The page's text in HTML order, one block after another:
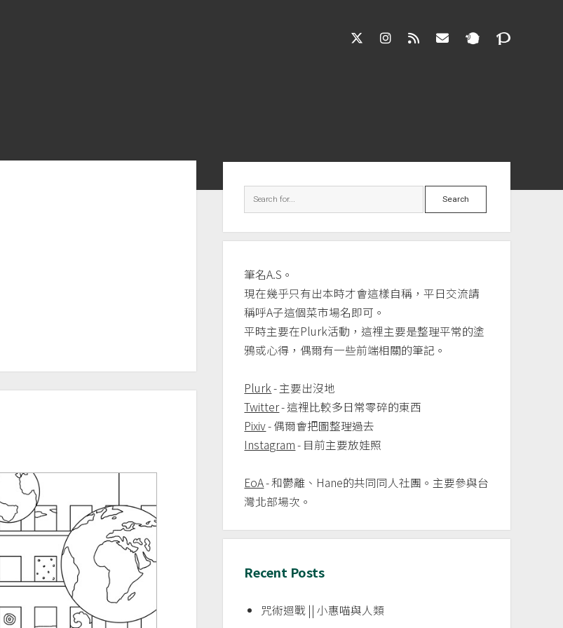
twitterinstagram
Search
筆名A.S。
現在幾乎只有出本時才會這樣自稱，平日交流請
稱呼A子這個菜市場名即可。
平時主要在Plurk活動，這裡主要是整理平常的塗
鴉或心得，偶爾有一些前端相關的筆記。
Plurk- 主要出沒地
Twitter- 這裡比較多日常零碎的東西
Pixiv- 偶爾會把圖整理過去
Instagram- 目前主要放娃照
EoA- 和鬱離、Hane的共同同人社團。主要參與台
灣北部場次。
Recent Posts
咒術迴戰 || 小惠喵與人類